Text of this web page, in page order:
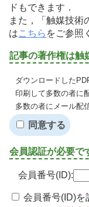
ドもできます．
また，「触媒技術
はこちら をご参照
記事の著作権は触
ダウンロードした
印刷して多数の者に
多数の者にメール配
同意する
会員認証が必要で
会員番号(ID):
会員番号(ID)を